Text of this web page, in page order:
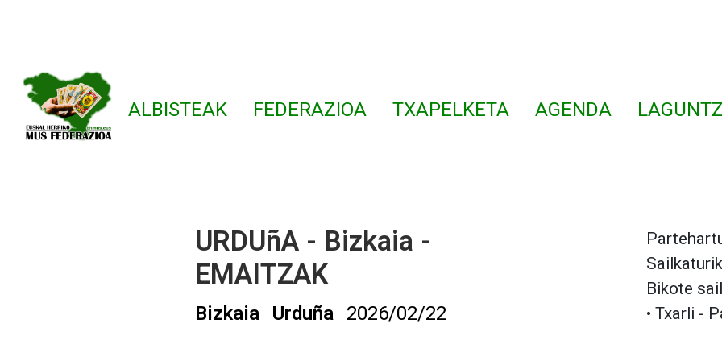
ALBISTEAK FEDERAZIOA TXAPELKETA AGENDA
URDUñA - Bizkaia -
EMAITZAK
Bizkaia Urduña 2026/02/22
Bikote
• Txarli -